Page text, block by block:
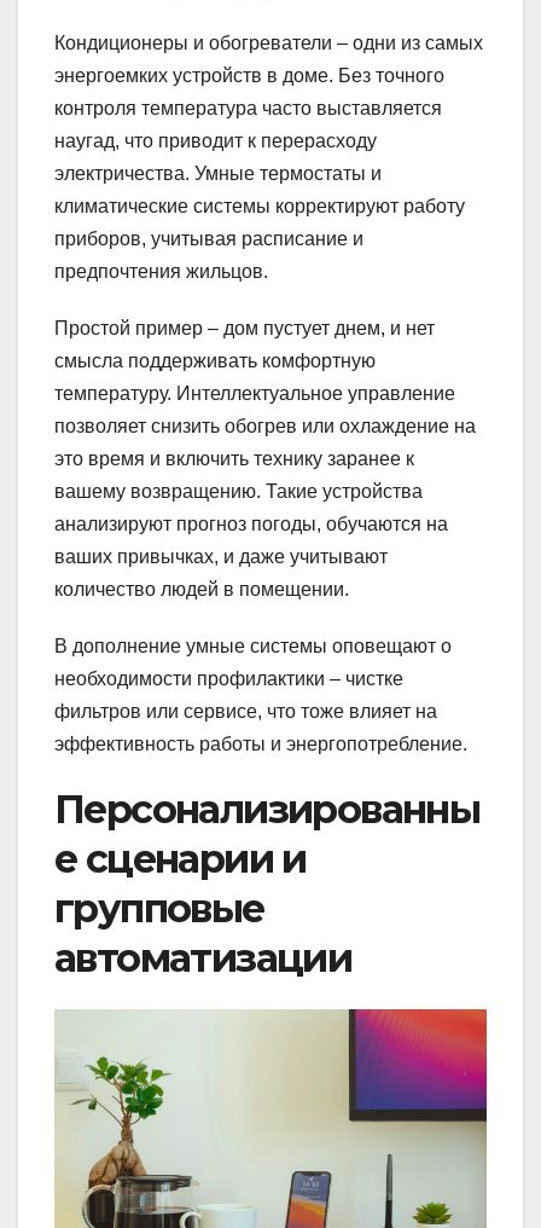
Кондиционеры и обогреватели – одни из самых
энергоемких устройств в доме. Без точного
контроля температура часто выставляется
наугад, что приводит к перерасходу
электричества. Умные термостаты и
климатические системы корректируют работу
приборов, учитывая расписание и
предпочтения жильцов.
Простой пример – дом пустует днем, и нет
смысла поддерживать комфортную
температуру. Интеллектуальное управление
позволяет снизить обогрев или охлаждение на
это время и включить технику заранее к
вашему возвращению. Такие устройства
анализируют прогноз погоды, обучаются на
ваших привычках, и даже учитывают
количество людей в помещении.
В дополнение умные системы оповещают о
необходимости профилактики – чистке
фильтров или сервисе, что тоже влияет на
эффективность работы и энергопотребление.
Персонализированны
е сценарии и
групповые
автоматизации